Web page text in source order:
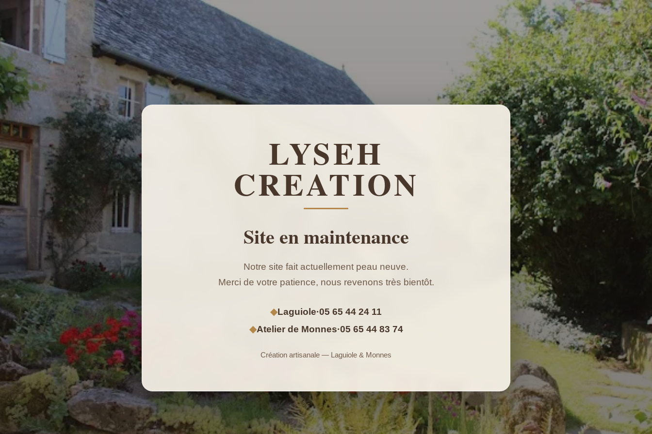
LYSEH
CREATION
Site en maintenance
Notre site fait actuellement peau neuve.
Merci de votre patience, nous revenons très bientôt.
◆Laguiole·05 65 44 24 11
◆Atelier de Monnes·05 65 44 83 74
Création artisanale — Laguiole & Monnes